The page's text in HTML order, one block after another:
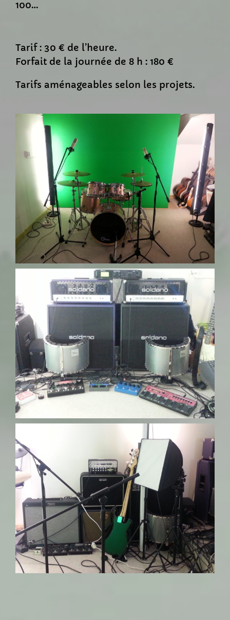
100…
Tarif : 30 € de l’heure.
Forfait de la journée de 8 h : 180 €
Tarifs aménageables selon les projets.